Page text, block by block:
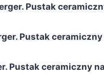
Pustak
Pustak
Pustak ceramiczny